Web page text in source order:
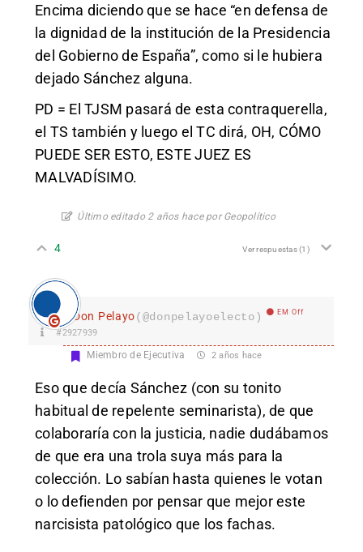
Encima diciendo que se hace “en defensa de
la dignidad de la institución de la Presidencia
del Gobierno de España”, como si le hubiera
dejado Sánchez alguna.
PD = El TJSM pasará de esta contraquerella,
el TS también y luego el TC dirá, OH, CÓMO
PUEDE SER ESTO, ESTE JUEZ ES
MALVADÍSIMO.
Último editado 2 años hace por Geopolítico
4 Ver respuestas(1)
Don Pelayo(@donpelayoelecto) EM Off
#2927939
Miembro de Ejecutiva 2 años hace
Eso que decía Sánchez (con su tonito
habitual de repelente seminarista), de que
colaboraría con la justicia, nadie dudábamos
de que era una trola suya más para la
colección. Lo sabían hasta quienes le votan
o lo defienden por pensar que mejor este
narcisista patológico que los fachas.